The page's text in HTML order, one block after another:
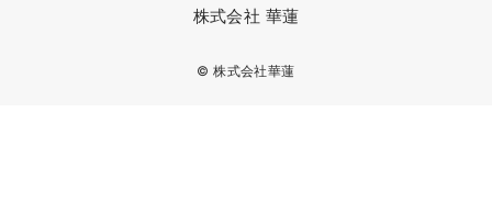
株式会社 華蓮
© 株式会社華蓮